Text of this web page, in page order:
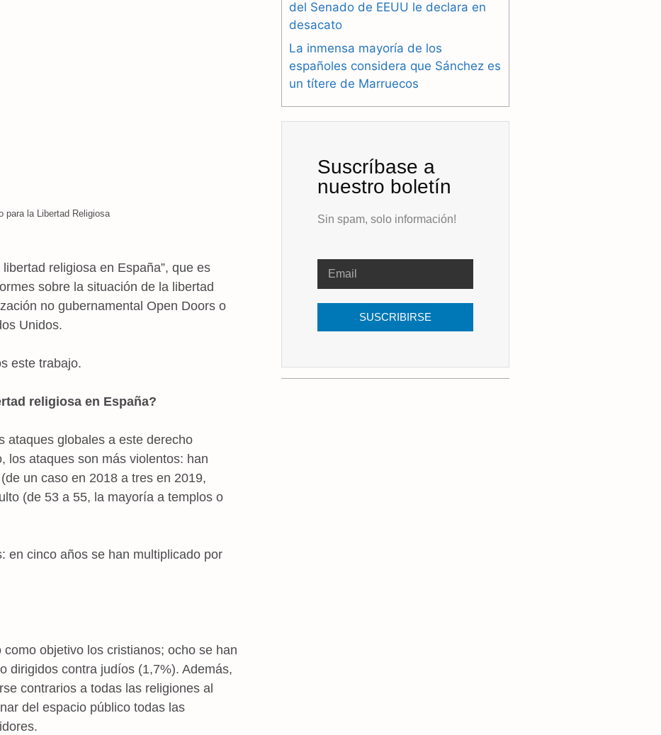
para la Libertad Religiosa
religiosa en España”, que es
sobre la situación de la libertad
no gubernamental Open Doors o
Unidos.
este trabajo.
religiosa en España?
ataques globales a este derecho
los ataques son más violentos: han
un caso en 2018 a tres en 2019,
(de 53 a 55, la mayoría a templos o
en cinco años se han multiplicado por
objetivo los cristianos; ocho se han
dirigidos contra judíos (1,7%). Además,
contrarios a todas las religiones al
del espacio público todas las
del Senado de EEUU le declara en
desacato
La inmensa mayoría de los
españoles considera que Sánchez es
un títere de Marruecos
Suscríbase a
nuestro boletín
Sin spam, solo información!
SUSCRIBIRSE